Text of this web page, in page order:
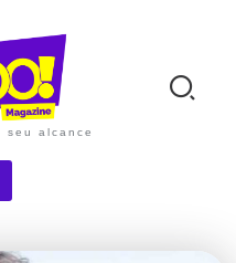
seu alcance